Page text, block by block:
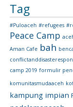
Tag
#Puloaceh #refugees
Peace Camp
Aman Cafe bah
camp 2019 formulir
komunitasmudaaceh
kampung impian